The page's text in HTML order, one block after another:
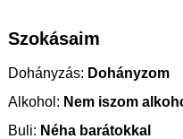
Szokásaim
Dohányzás: Dohányzom
Alkohol: Nem iszom
Buli: Néha barátokkal